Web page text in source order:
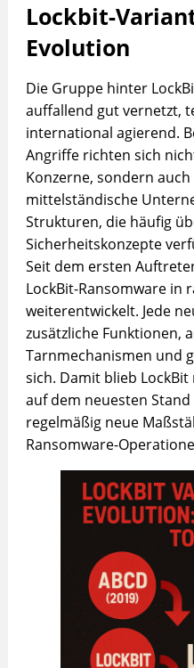
Lockbit-
Evolution
Die Gruppe hinter
auffallend gut vernetzt,
international agierend.
Angriffe richten sich
Konzerne, sondern
mittelständische
Strukturen, die häufig
Sicherheitskonzepte
Seit dem ersten
LockBit-Ransomware in
weiterentwickelt. Jede
zusätzliche Funktionen,
Tarnmechanismen und
sich. Damit blieb
auf dem neuesten
regelmäßig neue
Ransomware-